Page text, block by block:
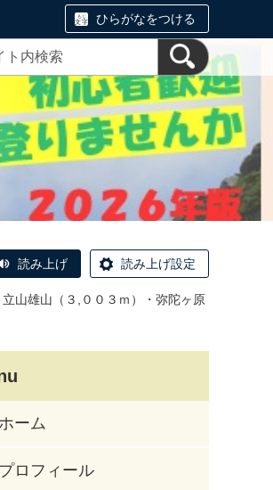
ひらがなをつける
読み上げ 読み上げ設定
山雄山（３,００３ｍ）・弥陀ヶ原
ホーム
プロフィール